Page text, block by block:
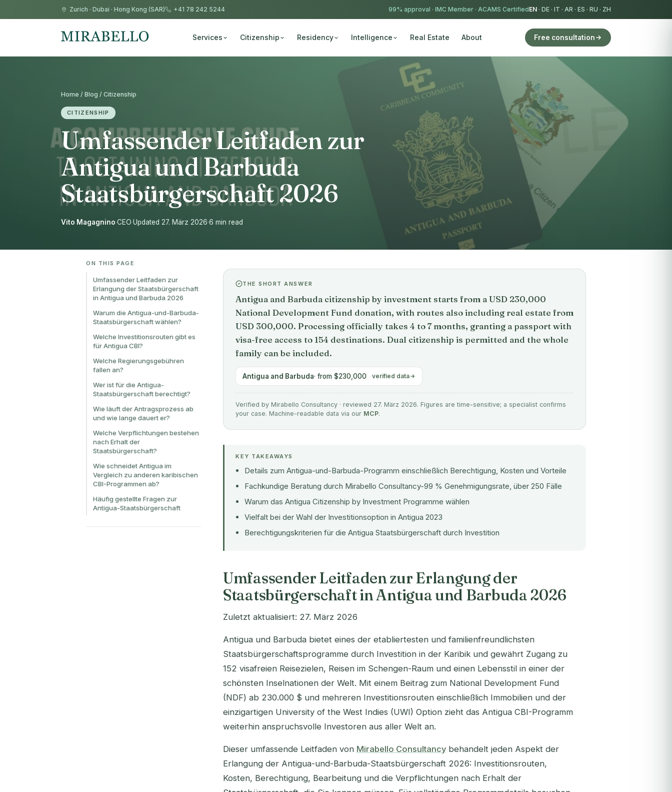
Zurich · Dubai · Hong Kong (SAR) +41 78 242 5244 99% approval · IMC Member · ACAMS CertifiedEN · DE · IT · AR · ES · RU · ZH
Services Citizenship Residency Intelligence Real Estate About Free consultation
Home / Blog / Citizenship
CITIZENSHIP
Umfassender Leitfaden zur
Antigua und Barbuda
Staatsbürgerschaft 2026
Vito Magagnino·CEO·Updated 27. März 2026·6 min read
ON THIS PAGE
Umfassender Leitfaden zur
Erlangung der Staatsbürgerschaft
in Antigua und Barbuda 2026
Warum die Antigua-und-Barbuda-
Staatsbürgerschaft wählen?
Welche Investitionsrouten gibt es
für Antigua CBI?
Welche Regierungsgebühren
fallen an?
Wer ist für die Antigua-
Staatsbürgerschaft berechtigt?
Wie läuft der Antragsprozess ab
und wie lange dauert er?
Welche Verpflichtungen bestehen
nach Erhalt der
Staatsbürgerschaft?
Wie schneidet Antigua im
Vergleich zu anderen karibischen
CBI-Programmen ab?
Häufig gestellte Fragen zur
Antigua-Staatsbürgerschaft
THE SHORT ANSWER
Antigua and Barbuda citizenship by investment starts from a USD 230,000
National Development Fund donation, with routes also including real estate from
USD 300,000. Processing officially takes 4 to 7 months, granting a passport with
visa-free access to 154 destinations. Dual citizenship is permitted and the whole
family can be included.
Antigua and Barbuda· from $230,000 verified data
Verified by Mirabello Consultancy · reviewed 27. März 2026. Figures are time-sensitive; a specialist confirms
your case. Machine-readable data via our MCP.
KEY TAKEAWAYS
Details zum Antigua-und-Barbuda-Programm einschließlich Berechtigung, Kosten und Vorteile
Fachkundige Beratung durch Mirabello Consultancy-99 % Genehmigungsrate, über 250 Fälle
Warum das Antigua Citizenship by Investment Programme wählen
Vielfalt bei der Wahl der Investitionsoption in Antigua 2023
Berechtigungskriterien für die Antigua Staatsbürgerschaft durch Investition
Umfassender Leitfaden zur Erlangung der
Staatsbürgerschaft in Antigua und Barbuda 2026
Zuletzt aktualisiert: 27. März 2026
Antigua und Barbuda bietet eines der etabliertesten und familienfreundlichsten
Staatsbürgerschaftsprogramme durch Investition in der Karibik und gewährt Zugang zu
152 visafreien Reisezielen, Reisen im Schengen-Raum und einen Lebensstil in einer der
schönsten Inselnationen der Welt. Mit einem Beitrag zum National Development Fund
(NDF) ab 230.000 $ und mehreren Investitionsrouten einschließlich Immobilien und der
einzigartigen University of the West Indies (UWI) Option zieht das Antigua CBI-Programm
weiterhin anspruchsvolle Investoren aus aller Welt an.
Dieser umfassende Leitfaden von Mirabello Consultancy behandelt jeden Aspekt der
Erlangung der Antigua-und-Barbuda-Staatsbürgerschaft 2026: Investitionsrouten,
Kosten, Berechtigung, Bearbeitung und die Verpflichtungen nach Erhalt der